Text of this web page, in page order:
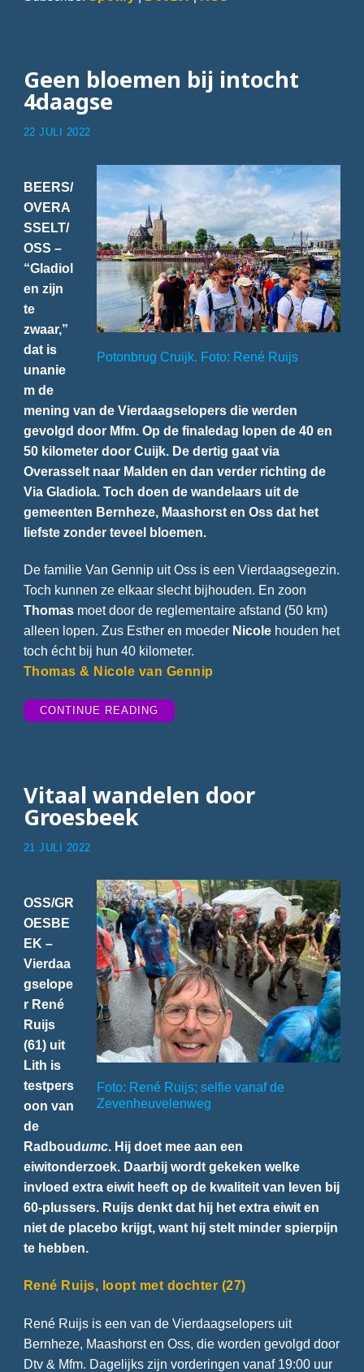
Geen bloemen bij intocht
4daagse
22 JULI 2022
Potonbrug Cruijk. Foto: René Ruijs
BEERS/
OVERA
SSELT/
OSS –
“Gladiol
en zijn
te
zwaar,”
dat is
unanie
m de
mening van de Vierdaagselopers die werden
gevolgd door Mfm. Op de finaledag lopen de 40 en
50 kilometer door Cuijk. De dertig gaat via
Overasselt naar Malden en dan verder richting de
Via Gladiola. Toch doen de wandelaars uit de
gemeenten Bernheze, Maashorst en Oss dat het
liefste zonder teveel bloemen.
De familie Van Gennip uit Oss is een Vierdaagsegezin.
Toch kunnen ze elkaar slecht bijhouden. En zoon
Thomasmoet door de reglementaire afstand (50 km)
alleen lopen. Zus Esther en moeder Nicolehouden het
toch écht bij hun 40 kilometer.
Thomas & Nicole van Gennip
CONTINUE READING“GEEN
BLOEMEN
Vitaal wandelen door
Groesbeek
21 JULI 2022
Foto: René Ruijs; selfie vanaf de
Zevenheuvelenweg
OSS/GR
OESBE
EK –
Vierdaa
gselope
r René
Ruijs
(61) uit
Lith is
testpers
oon van
de
Radboudumc. Hij doet mee aan een
eiwitonderzoek. Daarbij wordt gekeken welke
invloed extra eiwit heeft op de kwaliteit van leven bij
60-plussers. Ruijs denkt dat hij het extra eiwit en
niet de placebo krijgt, want hij stelt minder spierpijn
te hebben.
René Ruijs, loopt met dochter (27)
René Ruijs is een van de Vierdaagselopers uit
Bernheze, Maashorst en Oss, die worden gevolgd door
Dtv & Mfm. Dagelijks zijn vorderingen vanaf 19:00 uur